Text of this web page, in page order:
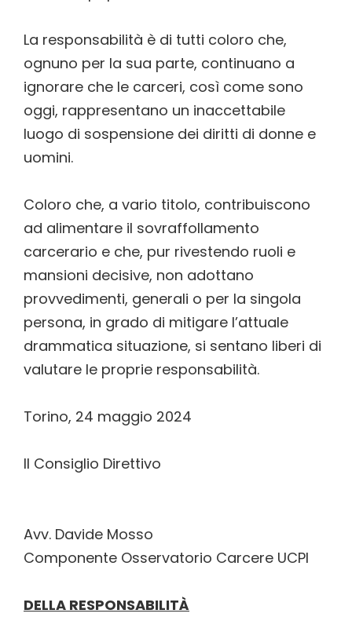
La responsabilità è di tutti coloro che,
ognuno per la sua parte, continuano a
ignorare che le carceri, così come sono
oggi, rappresentano un inaccettabile
luogo di sospensione dei diritti di donne e
uomini.
Coloro che, a vario titolo, contribuiscono
ad alimentare il sovraffollamento
carcerario e che, pur rivestendo ruoli e
mansioni decisive, non adottano
provvedimenti, generali o per la singola
persona, in grado di mitigare l’attuale
drammatica situazione, si sentano liberi di
valutare le proprie responsabilità.
Torino, 24 maggio 2024
Il Consiglio Direttivo
Avv. Davide Mosso
Componente Osservatorio Carcere UCPI
DELLA RESPONSABILITÀ